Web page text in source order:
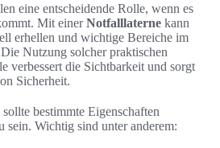
eine entscheidende Rolle, wenn es
Mit einerNotfalllaterne kann
erhellen und wichtige Bereiche im
Nutzung solcher praktischen
verbessert die Sichtbarkeit und sorgt
Sicherheit.
sollte bestimmte Eigenschaften
sein. Wichtig sind unter anderem: